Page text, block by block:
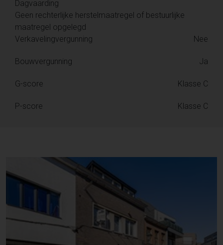
Dagvaarding
Geen rechterlijke herstelmaatregel of bestuurlijke
maatregel opgelegd
Verkavelingvergunning
Nee
Bouwvergunning Ja
G-score Klasse C
P-score Klasse C